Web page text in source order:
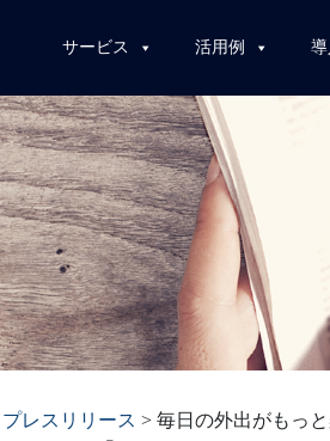
サービス 活用例 導
プレスリリース >毎日の外出がもっと